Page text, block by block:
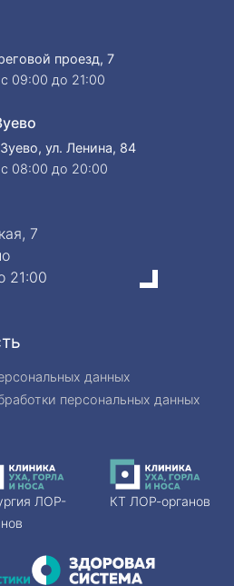
проезд, 7
c 09:00 до 21:00
ул. Ленина, 84
c 08:00 до 20:00
7
21:00
данных
персональных данных
ЛОР-
КТ ЛОР-органов